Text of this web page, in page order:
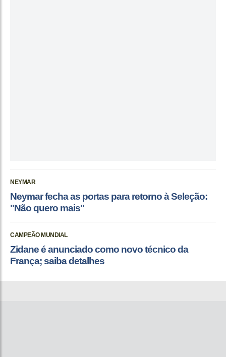
NEYMAR
Neymar fecha as portas para retorno à Seleção:
"Não quero mais"
CAMPEÃO MUNDIAL
Zidane é anunciado como novo técnico da
França; saiba detalhes